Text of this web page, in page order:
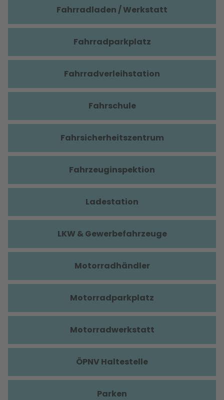
Fahrradladen / Werkstatt
Fahrradparkplatz
Fahrradverleihstation
Fahrschule
Fahrsicherheitszentrum
Fahrzeuginspektion
Ladestation
LKW & Gewerbefahrzeuge
Motorradhändler
Motorradparkplatz
Motorradwerkstatt
ÖPNV Haltestelle
Parken